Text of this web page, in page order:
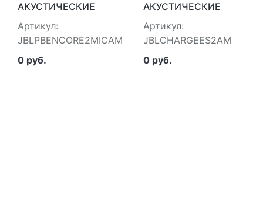
АКУСТИЧЕСКИЕ
СИСТЕМЫ JBL
JBLPBENCORE2MICAM
Артикул:
JBLPBENCORE2MICAM
0 руб.
АКУСТИЧЕСКИЕ
СИСТЕМЫ JBL
JBLCHARGEES2AM
Артикул:
JBLCHARGEES2AM
0 руб.